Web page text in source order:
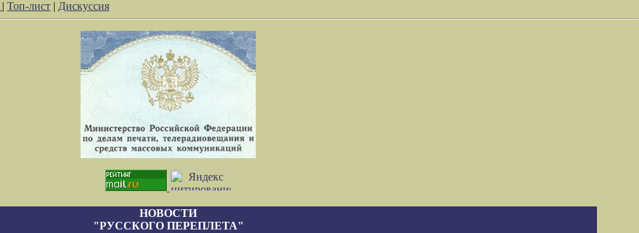
| Топ-лист | Дискуссия
НОВОСТИ
"РУССКОГО ПЕРЕПЛЕТА"